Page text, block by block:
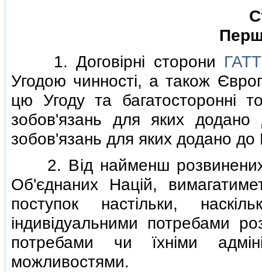
1. Договiрнi сторони
Угодою чинностi, а також
цю Угоду та багатостороннi
зобов'язань для яких
зобов'язань для яких додано
2. Вiд найменш розвинених
Об'єднаних Нацiй,
поступок настiльки,
iндивiдуальними потребами
потребами чи їхнiми
можливостями.